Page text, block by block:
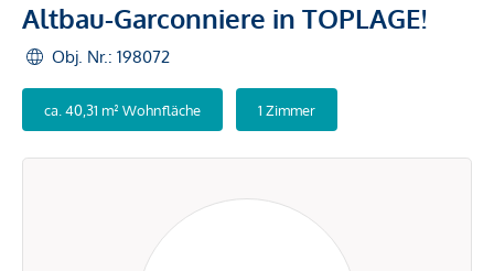
Altbau-Garconniere in TOPLAGE!
Obj. Nr.: 198072
ca. 40,31 m² Wohnfläche 1 Zimmer